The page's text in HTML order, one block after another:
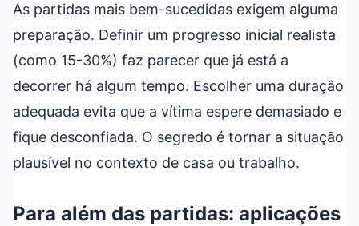
As partidas mais bem-sucedidas exigem alguma
preparação. Definir um progresso inicial realista
(como 15-30%) faz parecer que já está a
decorrer há algum tempo. Escolher uma duração
adequada evita que a vítima espere demasiado e
fique desconfiada. O segredo é tornar a situação
plausível no contexto de casa ou trabalho.
Para além das partidas: aplicações